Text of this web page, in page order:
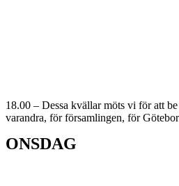
18.00 – Dessa kvällar möts vi för att
varandra, för församlingen, för
ONSDAG